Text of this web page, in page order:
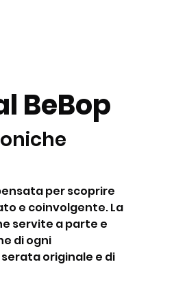
BeBop
per scoprire
e coinvolgente. La
servite a parte e
di ogni
originale e di